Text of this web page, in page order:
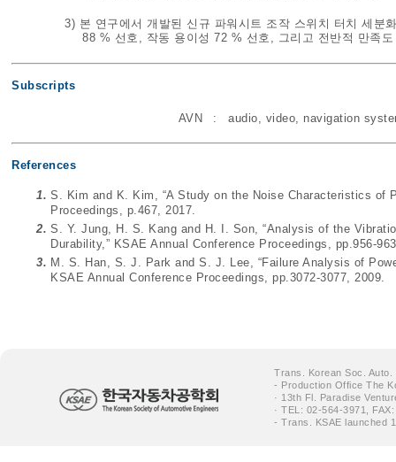
3) 본 연구에서 개발된 신규 파워시트 조작 스위치 터치 세
88 % 선호, 작동 용이성 72 % 선호, 그리고 전반적 만족
Subscripts
AVN : audio, video, navigation
References
1. S. Kim and K. Kim, “A Study on the Noise Characteristics of
Proceedings, p.467, 2017.
2. S. Y. Jung, H. S. Kang and H. I. Son, “Analysis of the
Durability,” KSAE Annual Conference Proceedings, pp.956-
3. M. S. Han, S. J. Park and S. J. Lee, “Failure Analysis of
KSAE Annual Conference Proceedings, pp.3072-3077, 2009.
Trans. Korean Soc. Auto.
- Production Office The
· 13th Fl. Paradise
· TEL: 02-564-3971,
- Trans. KSAE launched